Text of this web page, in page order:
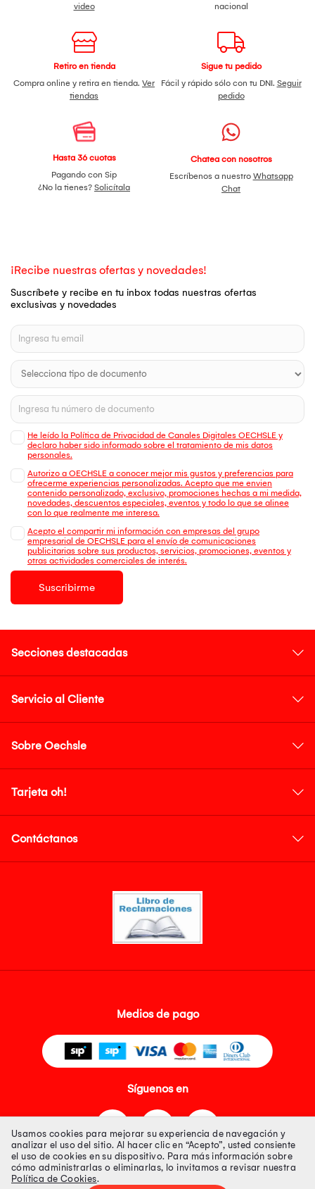
video
nacional
Retiro en tienda
Compra online y retira en tienda. Ver
tiendas
Sigue tu pedido
Fácil y rápido sólo con tu DNI. Seguir
pedido
Hasta 36 cuotas
Pagando con Sip
¿No la tienes? Solicítala
Chatea con nosotros
Escríbenos a nuestro Whatsapp
Chat
¡Recibe nuestras ofertas y novedades!
Suscríbete y recibe en tu inbox todas nuestras ofertas
exclusivas y novedades
He leído la Política de Privacidad de Canales Digitales OECHSLE y
declaro haber sido informado sobre el tratamiento de mis datos
personales.
Autorizo a OECHSLE a conocer mejor mis gustos y preferencias para
ofrecerme experiencias personalizadas. Acepto que me envien
contenido personalizado, exclusivo, promociones hechas a mi medida,
novedades, descuentos especiales, eventos y todo lo que se alinee
con lo que realmente me interesa.
Acepto el compartir mi información con empresas del grupo
empresarial de OECHSLE para el envío de comunicaciones
publicitarias sobre sus productos, servicios, promociones, eventos y
otras actividades comerciales de interés.
Suscribirme
Secciones destacadas
Servicio al Cliente
Sobre Oechsle
Tarjeta oh!
Contáctanos
Medios de pago
Síguenos en
Tienda 100% Segura
Usamos cookies para mejorar su experiencia de navegación y
analizar el uso del sitio. Al hacer clic en “Acepto”, usted consiente
el uso de cookies en su dispositivo. Para más información sobre
cómo administrarlas o eliminarlas, lo invitamos a revisar nuestra
Política de Cookies.